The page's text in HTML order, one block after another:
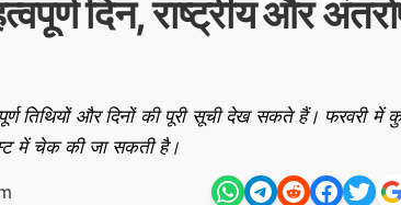
दिन, राष्ट्रीय और
तिथियों और दिनों की पूरी सूची देख सकते हैं। फरवरी में
में चेक की जा सकती है।